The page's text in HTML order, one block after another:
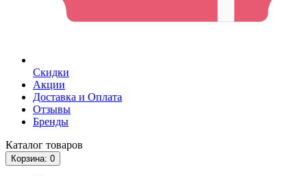
Скидки
Акции
Доставка и Оплата
Отзывы
Бренды
Каталог товаров
Корзина: 0